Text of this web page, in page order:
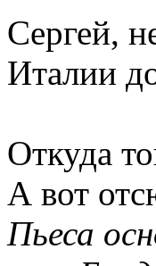
Сергей,
Италии
Откуда
А вот
Пьеса